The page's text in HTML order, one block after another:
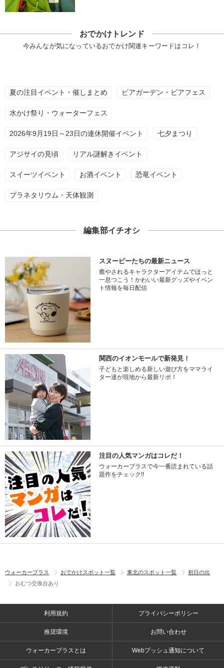
おでかけトレンド
今みんなが気になっているおでかけ関連キーワードはコレ！
夏の注目イベント・催しまとめ ビアガーデン・ビアフェス
水かけ祭り・ウォーターフェス
2026年9月19日～23日の連休開催イベント 七夕まつり
アジサイの見頃 リアル謎解きイベント
スイーツイベント お酒イベント 恐竜イベント
プラネタリウム・天体観測
編集部イチオシ
スヌーピーたちの最新ニュース
癒やされるキャラクターアイテムでほっと
一息つこう！かわいい最新グッズやイベン
ト情報を毎日配信
関西のイオンモールで新発見！
子どもと楽しめる新しい遊び方をママライ
ター達が現地から最新リポ！
注目の人気マンガはコレだ！
ウォーカープラスで今一番読まれている話
題作をチェック!!
ウォーカープラス おでかけスポット一覧 東北のスポット一覧
初日の出
おむつ交換台あり
利用規約 プライバシーポリシー
推奨環境 お問い合わせ
ウォーカープラスとは Webプッシュ通知について